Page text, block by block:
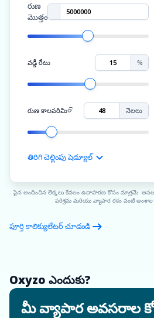
రుణ
మొత్తం
వడ్డీ రేటు %
రుణ కాలపరిమిତି నెలలు
తిరిగి చెల్లింపు షెడ్యూల్
పైన అందించిన లెక్కలు కేవలం ఉదాహరణ కోసం మాత్రమే. అసలు
పరిశ్రమ మరియు వ్యాపార రకం వంటి
పూర్తి కాలిక్యులేటర్ చూడండి
Oxyzo ఎందుకు?
మీ వ్యాపార అవసరాల